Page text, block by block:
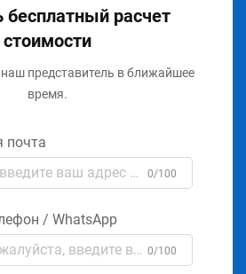
бесплатный расчет
стоимости
представитель в ближайшее
время.
почта
0/100
/ WhatsApp
0/100